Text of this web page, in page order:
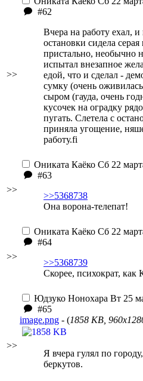
>>
#62
Вчера на работу ехал,
остановки сидела
пристально, необычно
испытал внезапное
едой, что и сделал -
сумку (очень
сыром (гауда, очень
кусочек на оградку
пугать. Слетела с
приняла угощение,
работу.fi
>>
Ониката Каёко Сб 22
#63
>>5368738
Она ворона-телепат!
>>
Ониката Каёко Сб 22
#64
>>5368739
Скорее, психократ, как
>>
Юдзуко Нонохара Вт 25
#65
image.png - (1858 KB,
Я вчера гулял по
беркутов.